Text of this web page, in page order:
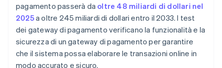
pagamento passerà da oltre 48 miliardi di dollari nel
2025a oltre 245 miliardi di dollari entro il 2033. I test
dei gateway di pagamento verificano la funzionalità e la
sicurezza di un gateway di pagamento per garantire
che il sistema possa elaborare le transazioni online in
modo accurato e sicuro.